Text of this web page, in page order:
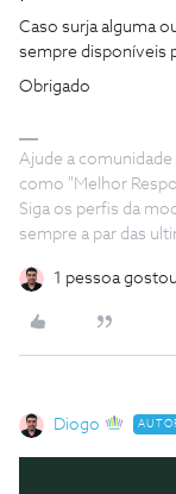
Caso surja alguma
sempre disponíveis
Obrigado
Ajude a
como "Melhor
Siga os perfis da
sempre a par das
1 pessoa gostou
Diogo